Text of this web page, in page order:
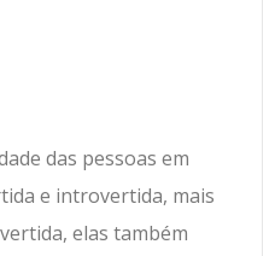
das pessoas em
e introvertida, mais
elas também